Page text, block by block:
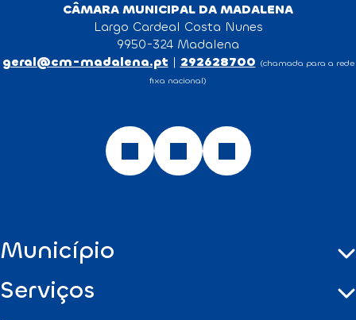
CÂMARA MUNICIPAL DA MADALENA
Largo Cardeal Costa Nunes
9950-324 Madalena
geral@cm-madalena.pt | 292628700 (chamada para a rede
fixa nacional)
Município
Serviços